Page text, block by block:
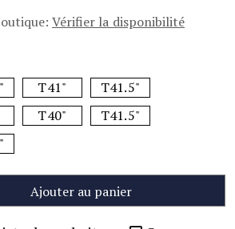
Vérifier la disponibilité
T41"
T41.5"
T40"
T41.5"
Ajouter au panier